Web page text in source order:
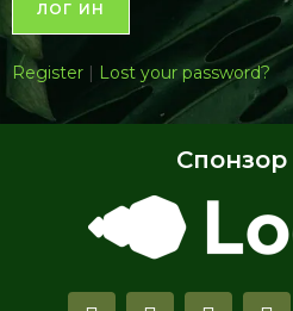
Пријава
Username ор Email
Remember Me